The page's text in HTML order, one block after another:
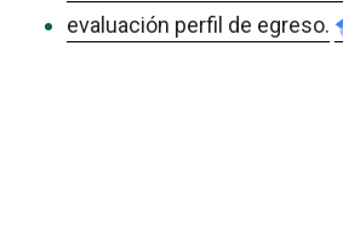
evaluación perfil de egreso.